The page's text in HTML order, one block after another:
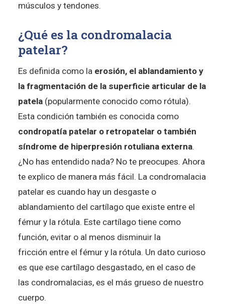
músculos y tendones.
¿Qué es la condromalacia
patelar?
Es definida como la erosión, el ablandamiento y
la fragmentación de la superficie articular de la
patela (popularmente conocido como rótula).
Esta condición también es conocida como
condropatía patelar o retropatelar o también
síndrome de hiperpresión rotuliana externa.
¿No has entendido nada? No te preocupes. Ahora
te explico de manera más fácil. La condromalacia
patelar es cuando hay un desgaste o
ablandamiento del cartílago que existe entre el
fémur y la rótula. Este cartílago tiene como
función, evitar o al menos disminuir la
fricción entre el fémur y la rótula. Un dato curioso
es que ese cartílago desgastado, en el caso de
las condromalacias, es el más grueso de nuestro
cuerpo.